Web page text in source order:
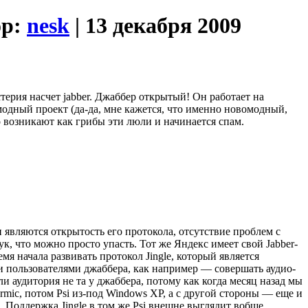
nesk | 13 декабря 2009
насчет jabber. Джаббер открытый! Он работает на
проект (да-да, мне кажется, что именно новомодный,
как грибы эти люли и начинается спам.
открытость его протокола, отсутствие проблем с
что можно просто упасть. Тот же Яндекс имеет свой Jabber-
начала развивать протокол Jingle, который является
джаббера, как например — совершать аудио-
аудитория не та у джаббера, потому как когда месяц назад мы
потом Psi из-под Windows XP, а с другой стороны — еще и
Поддержка Jingle в том же Psi внешне выглядит вобще